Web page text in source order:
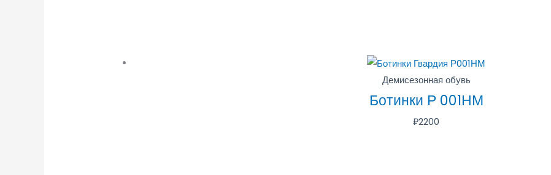
Демисезонная обувь
Ботинки Р 001НМ
₽2200